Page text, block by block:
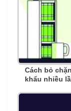
Cách bỏ
khẩu nhiều